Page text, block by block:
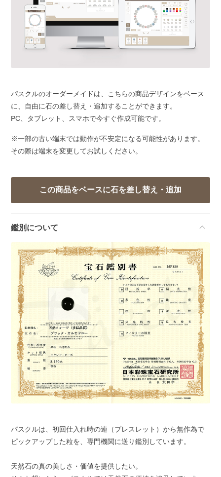
パスクルのオーダーメイドは、こちらの商品デザインをベース
に、自由に石の差し替え・追加することができます。
PC、タブレット、スマホで今すぐ作成可能です。
※一部の古い端末では動作が不安定になる可能性があります。
その際は端末を変更してお試しください。
鑑別について
パスクルは、初回仕入れ時の連（ブレスレット）から無作為で
ピックアップした粒を、専門機関に送り鑑別しています。
天然石の真の美しさ・価値を提供したい。